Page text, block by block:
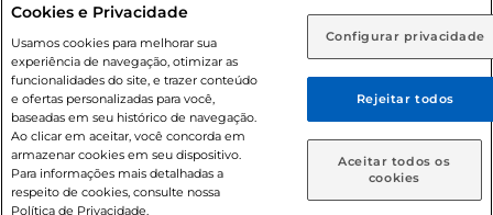
Rio de Janeiro (RJ) Goiás (GO)
Ou
Caso queira comprar online, informe como deseja receber
suas compras:
Entrega em casa Retire em Loja
prévio. O valor mínimo para as compras on-line é de R$
80,00.
© 2026 Copyright. Todos os direitos
reservados Prezunic.
Cookies e Privacidade
Usamos cookies para melhorar sua
experiência de navegação, otimizar as
funcionalidades do site, e trazer conteúdo
e ofertas personalizadas para você,
baseadas em seu histórico de navegação.
Ao clicar em aceitar, você concorda em
armazenar cookies em seu dispositivo.
Para informações mais detalhadas a
respeito de cookies, consulte nossa
Política de Privacidade.
Configurar privacidade
Rejeitar todos
Aceitar todos os
cookies